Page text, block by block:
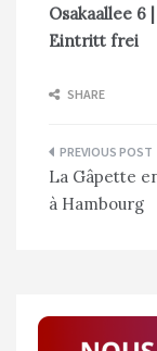
Osakaallee 6
Eintritt frei
SHARE
de
l’article
La Gâpette
à Hambourg